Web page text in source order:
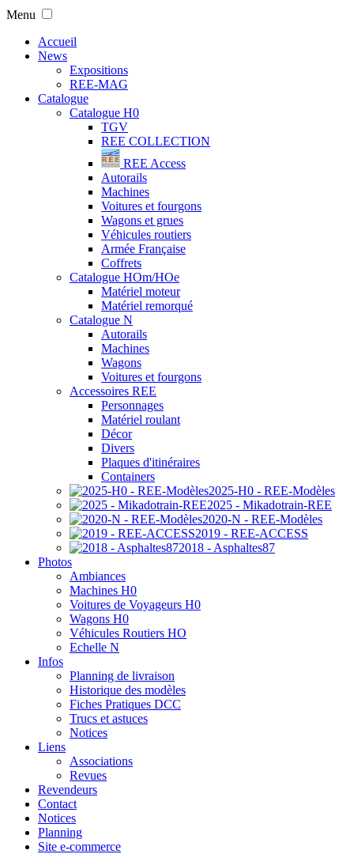
Menu
Accueil
News
Expositions
REE-MAG
Catalogue
Catalogue H0
TGV
REE COLLECTION
REE Access
Autorails
Machines
Voitures et fourgons
Wagons et grues
Véhicules routiers
Armée Française
Coffrets
Catalogue HOm/HOe
Matériel moteur
Matériel remorqué
Catalogue N
Autorails
Machines
Wagons
Voitures et fourgons
Accessoires REE
Personnages
Matériel roulant
Décor
Divers
Plaques d'itinéraires
Containers
2025-H0 - REE-Modèles
2025 - Mikadotrain-REE
2020-N - REE-Modèles
2019 - REE-ACCESS
2018 - Asphaltes87
Photos
Ambiances
Machines H0
Voitures de Voyageurs H0
Wagons H0
Véhicules Routiers HO
Echelle N
Infos
Planning de livraison
Historique des modèles
Fiches Pratiques DCC
Trucs et astuces
Notices
Liens
Associations
Revues
Revendeurs
Contact
Notices
Planning
Site e-commerce